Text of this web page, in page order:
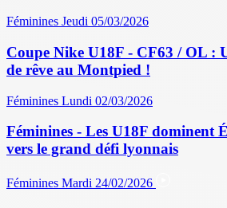
Féminines Jeudi 05/03/2026
Coupe Nike U18F - CF63 / OL :
de rêve au Montpied !
Féminines Lundi 02/03/2026
Féminines - Les U18F dominent
vers le grand défi lyonnais
Féminines Mardi 24/02/2026